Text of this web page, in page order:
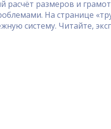
расчёт размеров и
На странице
систему. Читайте,